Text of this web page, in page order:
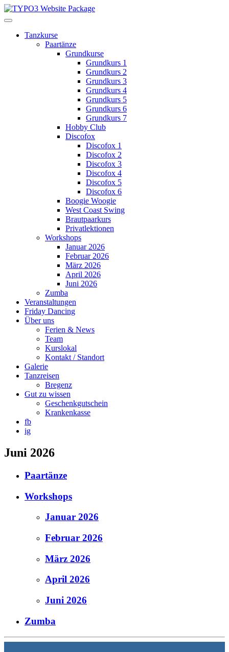
Tanzkurse
Paartänze
Grundkurse
Grundkurs 1
Grundkurs 2
Grundkurs 3
Grundkurs 4
Grundkurs 5
Grundkurs 6
Grundkurs 7
Hobby Club
Discofox
Discofox 1
Discofox 2
Discofox 3
Discofox 4
Discofox 5
Discofox 6
Boogie Woogie
West Coast Swing
Brautpaarkurs
Privatlektionen
Workshops
Januar 2026
Februar 2026
März 2026
April 2026
Juni 2026
Zumba
Veranstaltungen
Friday Dancing
Über uns
Ferien & News
Team
Kurslokal
Kontakt / Standort
Galerie
Tanzreisen
Bregenz
Gut zu wissen
Geschenkgutschein
Krankenkasse
fb
ig
Juni 2026
Paartänze
Workshops
Januar 2026
Februar 2026
März 2026
April 2026
Juni 2026
Zumba